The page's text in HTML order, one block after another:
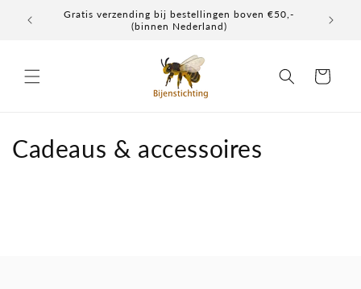
naar deGratis verzending bij bestellingen boven €50,-
(binnen Nederland)
Elke
Winkelwagen
C
Cadeaus & accessoires